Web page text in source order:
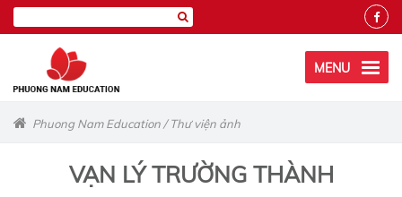
MENU
Phuong Nam Education/Thư viện ảnh
VẠN LÝ TRƯỜNG THÀNH